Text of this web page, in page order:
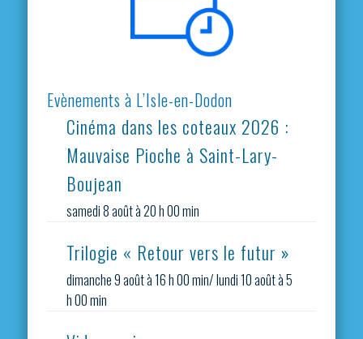
Evènements à L’Isle-en-Dodon
Cinéma dans les coteaux 2026 :
Mauvaise Pioche à Saint-Lary-
Boujean
samedi 8 août à 20 h 00 min
Trilogie « Retour vers le futur »
dimanche 9 août à 16 h 00 min/lundi 10 août à 5
h 00 min